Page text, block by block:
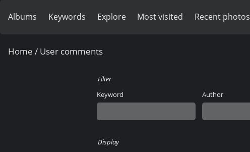
Albums Keywords Explore Most visited Recent photos
Home / User comments
Filter
Keyword
Author
Display